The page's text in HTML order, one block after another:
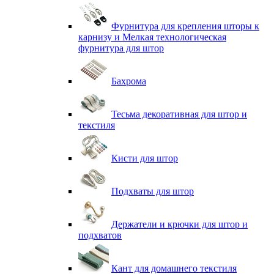
Фурнитура для крепления шторы к
карнизу и Мелкая технологическая
фурнитура для штор
Бахрома
Тесьма декоративная для штор и
текстиля
Кисти для штор
Подхваты для штор
Держатели и крючки для штор и
подхватов
Кант для домашнего текстиля